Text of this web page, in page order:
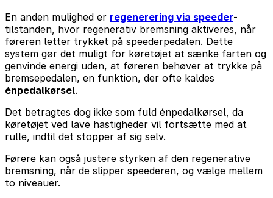
En anden mulighed er regenerering via speeder-
tilstanden, hvor regenerativ bremsning aktiveres, når
føreren letter trykket på speederpedalen. Dette
system gør det muligt for køretøjet at sænke farten og
genvinde energi uden, at føreren behøver at trykke på
bremsepedalen, en funktion, der ofte kaldes
énpedalkørsel.
Det betragtes dog ikke som fuld énpedalkørsel, da
køretøjet ved lave hastigheder vil fortsætte med at
rulle, indtil det stopper af sig selv.
Førere kan også justere styrken af den regenerative
bremsning, når de slipper speederen, og vælge mellem
to niveauer.